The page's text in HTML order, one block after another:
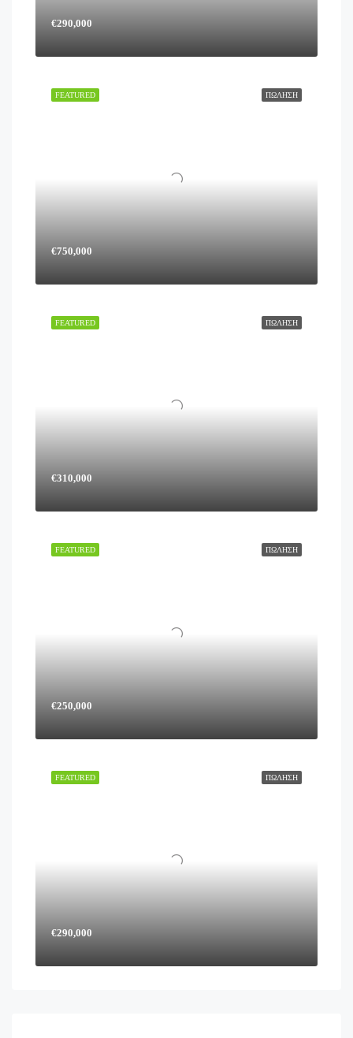
€290,000
ΠΏΛΗΣΗ
FEATURED
€750,000
ΠΏΛΗΣΗ
FEATURED
€310,000
ΠΏΛΗΣΗ
FEATURED
€250,000
ΠΏΛΗΣΗ
FEATURED
€290,000